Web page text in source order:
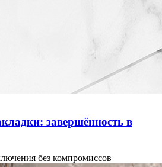
завершённость в
без компромиссов